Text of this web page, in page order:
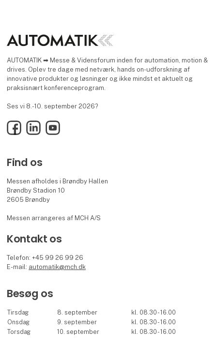
AUTOMATIK ➡ Messe & Vidensforum inden for automation, motion &
drives. Oplev tre dage med netværk, hands on-udforskning af
innovative produkter og løsninger og ikke mindst et aktuelt og
praksisnært konferenceprogram.
Ses vi 8.-10. september 2026?
FacebookLinkedInYouTube
Find os
Messen afholdes i Brøndby Hallen
Brøndby Stadion 10
2605 Brøndby
Messen arrangeres af MCH A/S
Kontakt os
Telefon: +45 99 26 99 26
E-mail: automatik@mch.dk
Besøg os
Tirsdag 8. september
kl. 08.30 - 16.00
Onsdag
9. september
kl. 08.30 - 16.00
Torsdag
10. september kl. 08.30 - 16.00